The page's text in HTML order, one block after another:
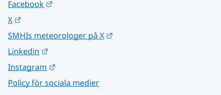
Facebook
X
SMHIs meteorologer på X
Linkedin
Instagram
Policy för sociala medier